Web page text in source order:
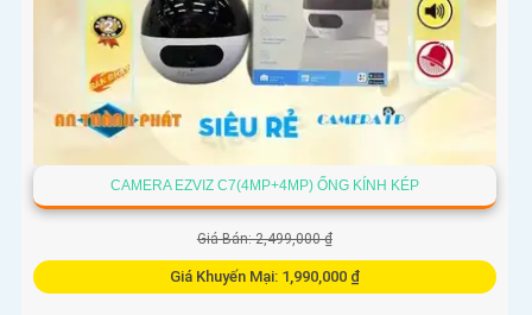
CAMERA EZVIZ C7(4MP+4MP) ỐNG KÍNH KÉP
Giá Bán: 2,499,000 ₫
Giá Khuyến Mại: 1,990,000 ₫